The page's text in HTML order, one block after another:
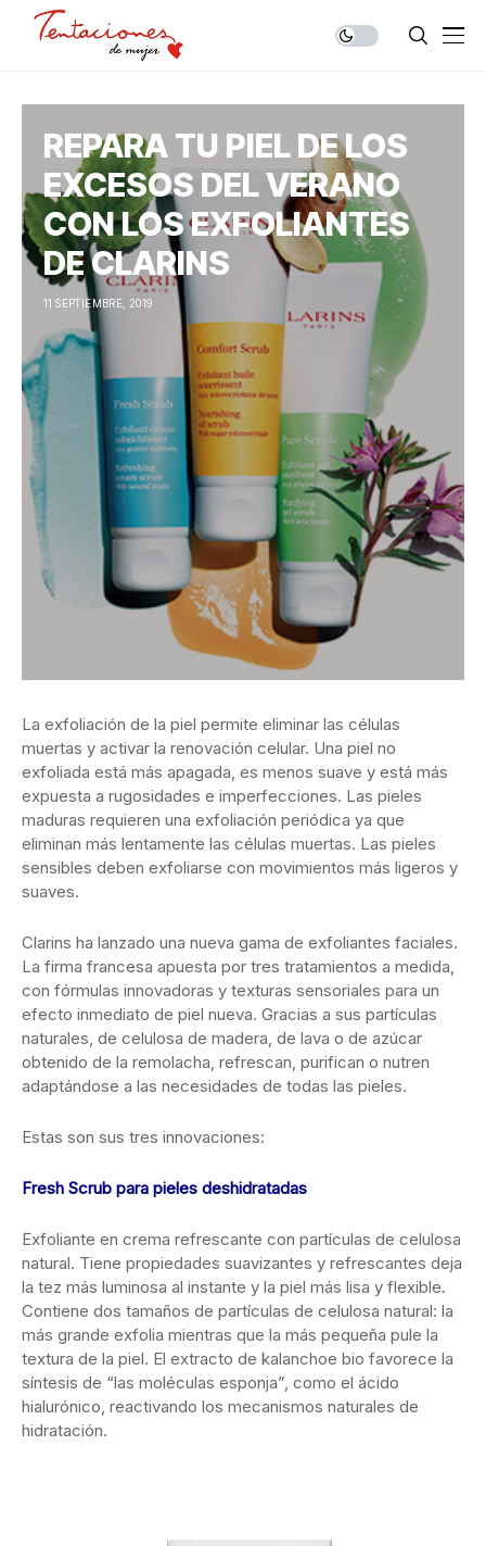
REPARA TU PIEL DE LOS
EXCESOS DEL VERANO
CON LOS EXFOLIANTES
DE CLARINS
11 SEPTIEMBRE, 2019
La exfoliación de la piel permite eliminar las células
muertas y activar la renovación celular. Una piel no
exfoliada está más apagada, es menos suave y está más
expuesta a rugosidades e imperfecciones. Las pieles
maduras requieren una exfoliación periódica ya que
eliminan más lentamente las células muertas. Las pieles
sensibles deben exfoliarse con movimientos más ligeros y
suaves.
Clarins ha lanzado una nueva gama de exfoliantes faciales.
La firma francesa apuesta por tres tratamientos a medida,
con fórmulas innovadoras y texturas sensoriales para un
efecto inmediato de piel nueva. Gracias a sus partículas
naturales, de celulosa de madera, de lava o de azúcar
obtenido de la remolacha, refrescan, purifican o nutren
adaptándose a las necesidades de todas las pieles.
Estas son sus tres innovaciones:
Fresh Scrub para pieles deshidratadas
Exfoliante en crema refrescante con partículas de celulosa
natural. Tiene propiedades suavizantes y refrescantes deja
la tez más luminosa al instante y la piel más lisa y flexible.
Contiene dos tamaños de partículas de celulosa natural: la
más grande exfolia mientras que la más pequeña pule la
textura de la piel. El extracto de kalanchoe bio favorece la
síntesis de “las moléculas esponja”, como el ácido
hialurónico, reactivando los mecanismos naturales de
hidratación.